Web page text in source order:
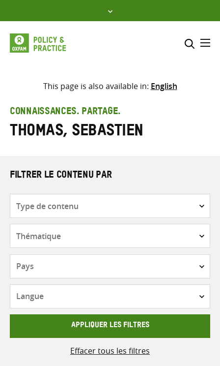
to
content
Sélectionner l’emplacement
Saisir
les
termes
This page is also available in: English
CONNAISSANCES. PARTAGE.
Thomas, Sebastien
FILTRER LE CONTENU PAR
contenu
APPLIQUER LES FILTRES
Effacer tous les filtres